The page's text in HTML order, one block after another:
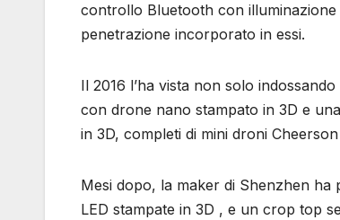
controllo Bluetooth con
penetrazione incorporato in essi.
Il 2016 l’ha vista non solo
con drone nano stampato in 3D e
in 3D, completi di mini droni
Mesi dopo, la maker di Shenzhen ha
LED stampate in 3D , e un crop top